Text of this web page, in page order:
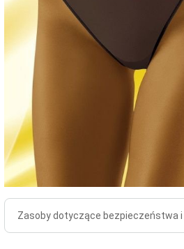
Zasoby dotyczące bezpieczeństwa